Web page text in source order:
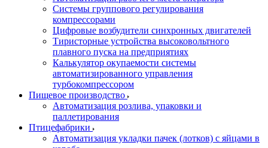
Системы группового регулирования
компрессорами
Цифровые возбудители синхронных двигателей
Тиристорные устройства высоковольтного
плавного пуска на предприятиях
Калькулятор окупаемости системы
автоматизированного управления
турбокомпрессором
Пищевое производство
Автоматизация розлива, упаковки и
паллетирования
Птицефабрики
Автоматизация укладки пачек (лотков) с яйцами в